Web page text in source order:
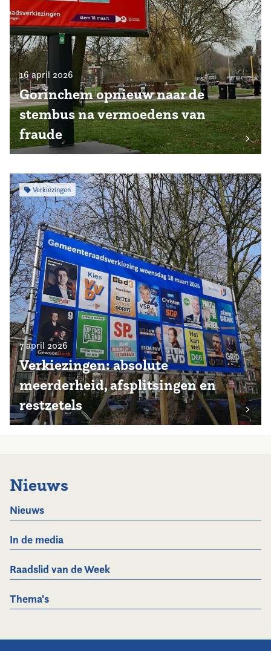
16 april 2026
Gorinchem opnieuw naar de
stembus na vermoedens van
fraude
Verkiezingen
7 april 2026
Verkiezingen: absolute
meerderheid, afsplitsingen en
restzetels
Nieuws
Nieuws
In de media
Raadslid van de Week
Thema's